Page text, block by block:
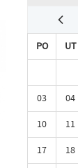
PO UT
03
04
10
11
17
18